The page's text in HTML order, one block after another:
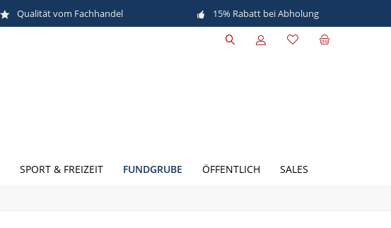
Qualität vom Fachhandel 15% Rabatt bei Abholung
SPORT & FREIZEIT FUNDGRUBE ÖFFENTLICH SALES